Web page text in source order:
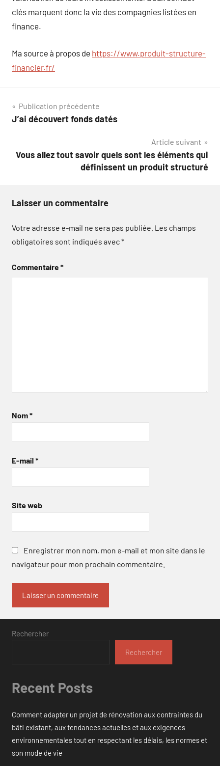
clés marquent donc la vie des compagnies listées en
finance.
Ma source à propos de https://www.produit-structure-
financier.fr/
Navigation
de
Publication précédente
J’ai découvert fonds datés
Article suivant
Vous allez tout savoir quels sont les éléments qui
définissent un produit structuré
Laisser un commentaire
Votre adresse e-mail ne sera pas publiée. Les champs
obligatoires sont indiqués avec*
Commentaire*
Nom*
E-mail *
Site web
Enregistrer mon nom, mon e-mail et mon site dans le
navigateur pour mon prochain commentaire.
Rechercher
Rechercher
Recent Posts
Comment adapter un projet de rénovation aux contraintes du
bâti existant, aux tendances actuelles et aux exigences
environnementales tout en respectant les délais, les normes et
son mode de vie